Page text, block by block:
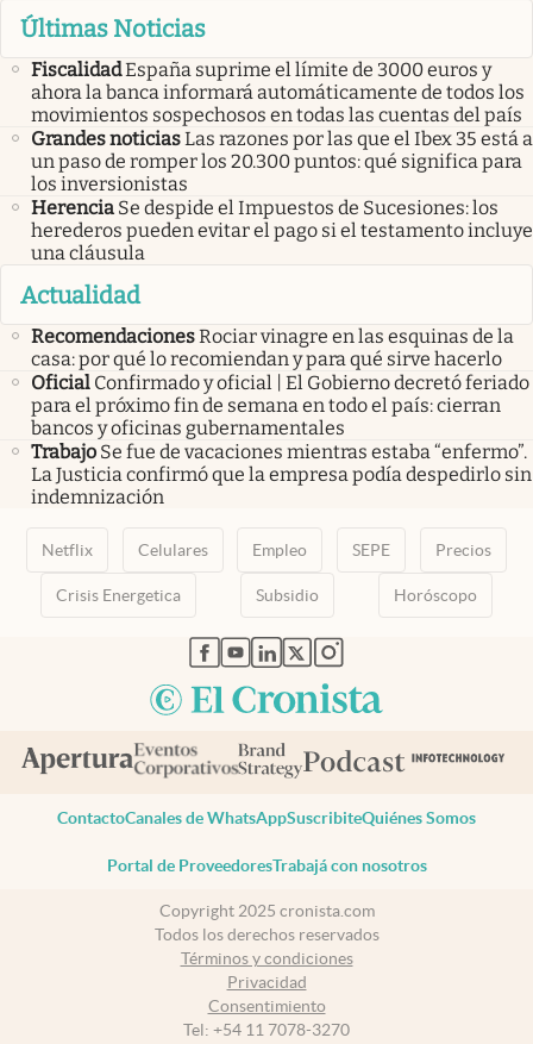
Últimas Noticias
FiscalidadEspaña suprime el límite de 3000 euros y
ahora la banca informará automáticamente de todos los
movimientos sospechosos en todas las cuentas del país
Grandes noticiasLas razones por las que el Ibex 35 está a
un paso de romper los 20.300 puntos: qué significa para
los inversionistas
Herencia Se despide el Impuestos de Sucesiones: los
herederos pueden evitar el pago si el testamento incluye
una cláusula
Actualidad
RecomendacionesRociar vinagre en las esquinas de la
casa: por qué lo recomiendan y para qué sirve hacerlo
Oficial Confirmado y oficial | El Gobierno decretó feriado
para el próximo fin de semana en todo el país: cierran
bancos y oficinas gubernamentales
Trabajo Se fue de vacaciones mientras estaba “enfermo”.
La Justicia confirmó que la empresa podía despedirlo sin
indemnización
Netflix Celulares Empleo SEPE Precios
Crisis Energetica Subsidio Horóscopo
abre en nueva pestaña
abre en nueva pestaña
abre en nueva pestaña
abre en nueva pestaña
abre en nueva pestaña
ContactoCanales de WhatsAppSuscribiteQuiénes Somos
Portal de ProveedoresTrabajá con nosotros
Copyright 2025 cronista.com
Todos los derechos reservados
Términos y condiciones
Privacidad
Consentimiento
Tel: +54 11 7078-3270